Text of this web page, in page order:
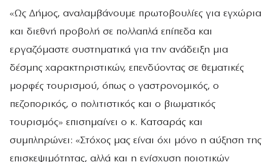
«Ως Δήμος, αναλαμβάνουμε πρωτοβουλίες για εγχώρια
και διεθνή προβολή σε πολλαπλά επίπεδα και
εργαζόμαστε συστηματικά για την ανάδειξη μια
δέσμης χαρακτηριστικών, επενδύοντας σε θεματικές
μορφές τουρισμού, όπως ο γαστρονομικός, ο
πεζοπορικός, ο πολιτιστικός και ο βιωματικός
τουρισμός» επισημαίνει ο κ. Κατσαράς και
συμπληρώνει: «Στόχος μας είναι όχι μόνο η αύξηση της
επισκεψιμότητας, αλλά και η ενίσχυση ποιοτικών